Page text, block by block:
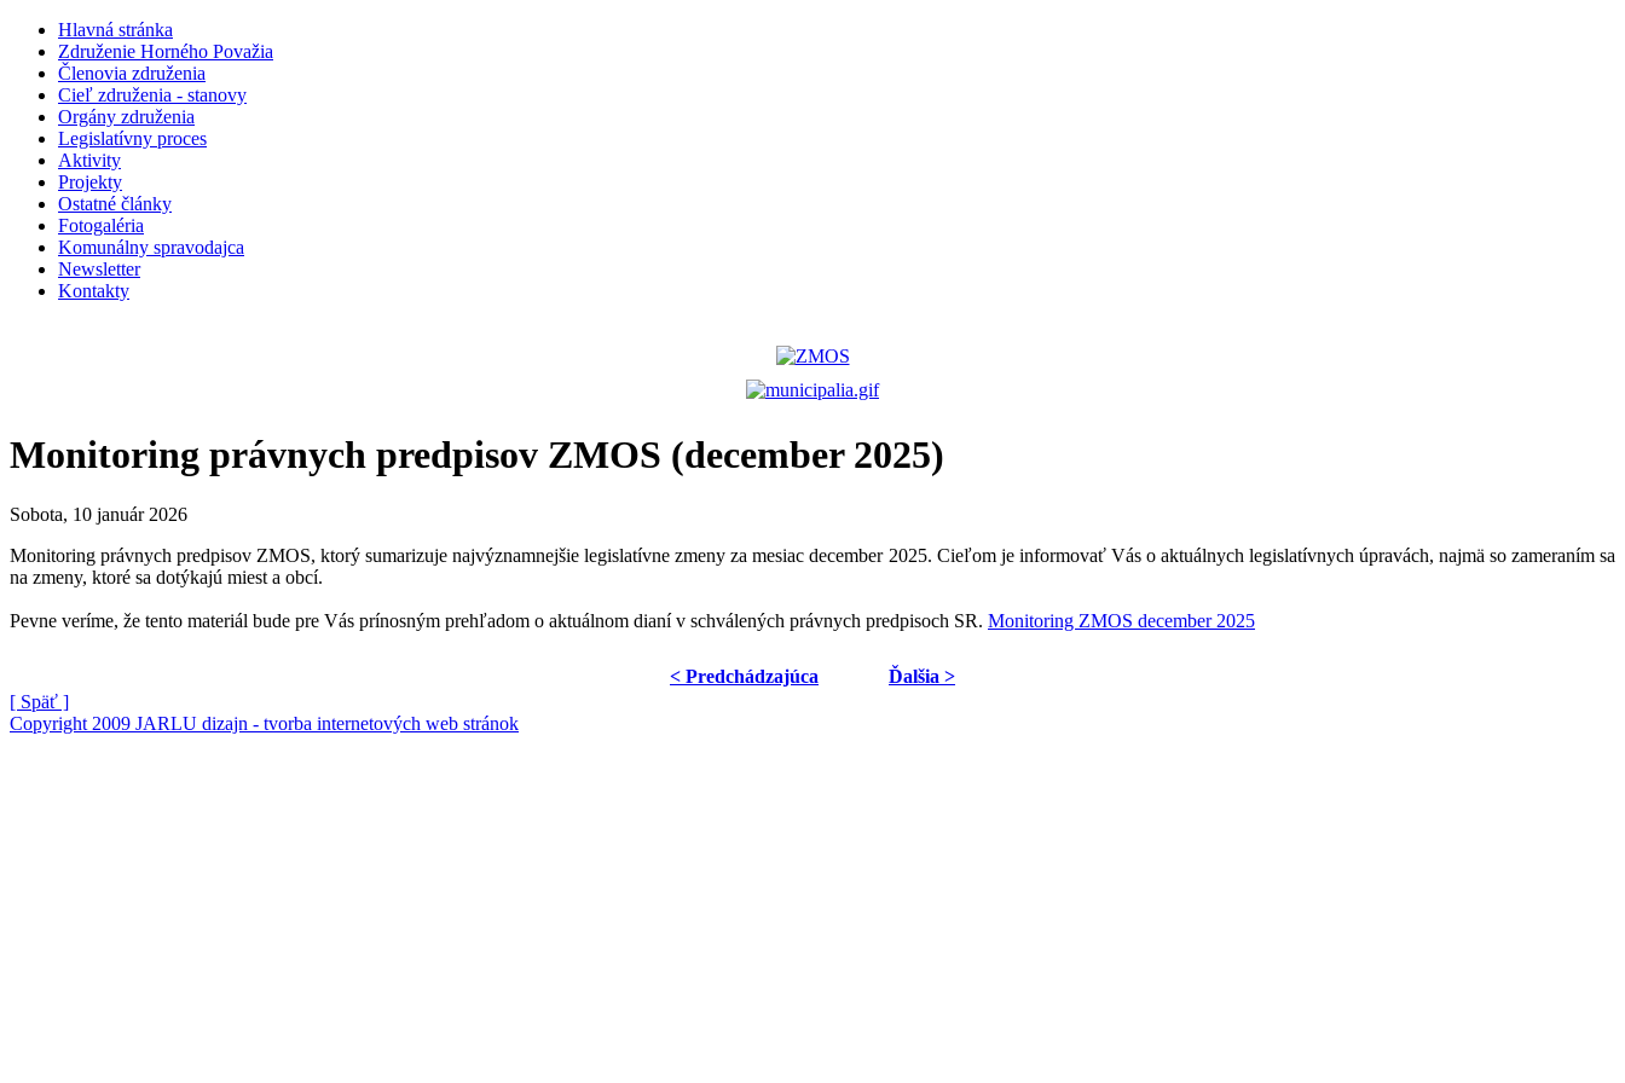
Hlavná stránka
Združenie Horného Považia
Členovia združenia
Cieľ združenia - stanovy
Orgány združenia
Legislatí­vny proces
Aktivity
Projekty
Ostatné články
Fotogaléria
Komunálny spravodajca
Newsletter
Kontakty
Monitoring právnych predpisov ZMOS (december 2025)
Sobota, 10 január 2026
Monitoring právnych predpisov ZMOS, ktorý sumarizuje najvýznamnejšie legislatívne zmeny za mesiac december 2025. Cieľom je informovať Vás o aktuálnych legislatívnych úpravách, najmä so zameraním sa
na zmeny, ktoré sa dotýkajú miest a obcí.
Pevne veríme, že tento materiál bude pre Vás prínosným prehľadom o aktuálnom dianí v schválených právnych predpisoch SR. Monitoring ZMOS december 2025
< Predchádzajúca
Ďalšia >
[ Späť ]
Copyright 2009 JARLU dizajn - tvorba internetových web stránok